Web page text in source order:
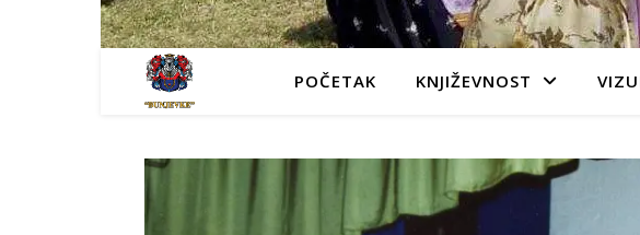
POČETAK KNJIŽEVNOST